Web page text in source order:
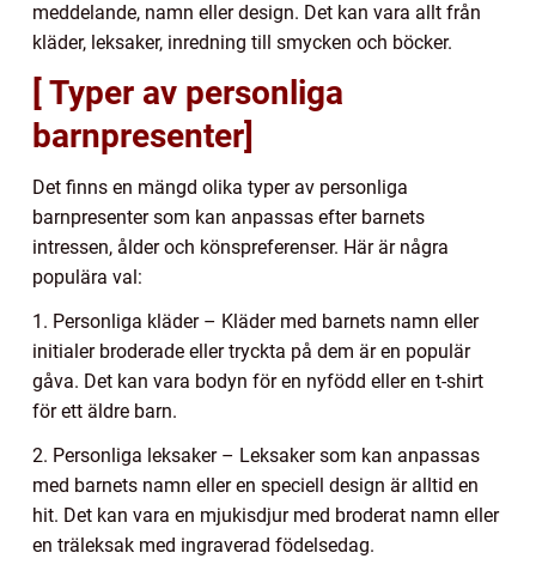
meddelande, namn eller design. Det kan vara allt från
kläder, leksaker, inredning till smycken och böcker.
[ Typer av personliga
barnpresenter]
Det finns en mängd olika typer av personliga
barnpresenter som kan anpassas efter barnets
intressen, ålder och könspreferenser. Här är några
populära val:
1. Personliga kläder – Kläder med barnets namn eller
initialer broderade eller tryckta på dem är en populär
gåva. Det kan vara bodyn för en nyfödd eller en t-shirt
för ett äldre barn.
2. Personliga leksaker – Leksaker som kan anpassas
med barnets namn eller en speciell design är alltid en
hit. Det kan vara en mjukisdjur med broderat namn eller
en träleksak med ingraverad födelsedag.